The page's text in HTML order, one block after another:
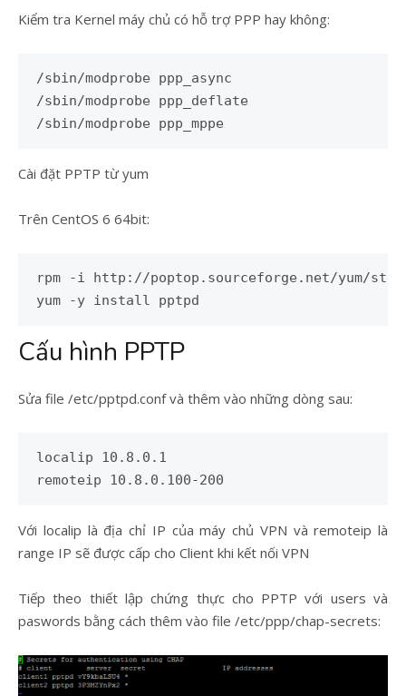
Kiểm tra Kernel máy chủ có hỗ trợ PPP hay không:
/sbin/modprobe ppp_async
/sbin/modprobe ppp_deflate
/sbin/modprobe ppp_mppe
Cài đặt PPTP từ yum
Trên CentOS 6 64bit:
rpm -i http://poptop.sourceforge.net/yum/
yum -y install pptpd
Cấu hình PPTP
Sửa file /etc/pptpd.conf và thêm vào những dòng sau:
localip 10.8.0.1
remoteip 10.8.0.100-200
Với localip là địa chỉ IP của máy chủ VPN và remoteip là
range IP sẽ được cấp cho Client khi kết nối VPN
Tiếp theo thiết lập chứng thực cho PPTP với users và
paswords bằng cách thêm vào file /etc/ppp/chap-secrets: